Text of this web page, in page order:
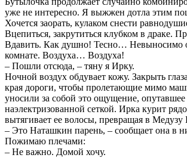
уже не интересно. Я выжжен дотла этим
Хочется заорать, кулаком снести
Вцепиться, закрутиться клубком в драке.
Вдавить. Как душно! Тесно… Невыносимо
комнате. Воздуха… Воздуха!
– Пошли отсюда, – тяну я Ирку.
Ночной воздух обдувает кожу. Закрыть
края дороги, чтобы пролетающие мимо
уносили за собой это ощущение, опутавшее
наэлектризованной сеткой. Ирка курит
вытягивает ее волосы, превращая в Медузу
– Это Наташкин парень, – сообщает она в
Пожимаю плечами:
– Не важно. Домой хочу.